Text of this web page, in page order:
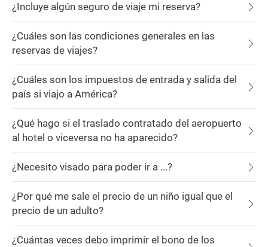
¿Incluye algún seguro de viaje mi reserva?
¿Cuáles son las condiciones generales en las
reservas de viajes?
¿Cuáles son los impuestos de entrada y salida del
país si viajo a América?
¿Qué hago si el traslado contratado del aeropuerto
al hotel o viceversa no ha aparecido?
¿Necesito visado para poder ir a ...?
¿Por qué me sale el precio de un niño igual que el
precio de un adulto?
¿Cuántas veces debo imprimir el bono de los